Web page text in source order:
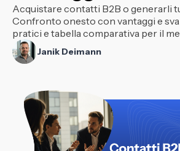
Acquistare contatti B2B o generarli
Confronto onesto con vantaggi e
pratici e tabella comparativa per il
Janik Deimann